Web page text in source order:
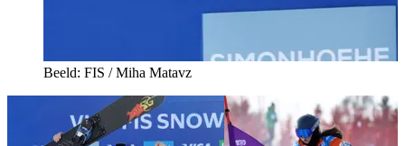
Beeld: FIS / Miha Matavz